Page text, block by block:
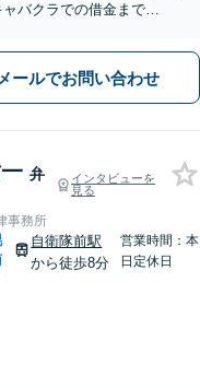
バクラでの借金まで、
メールでお問い合わせ
弁
インタビューを
見る
事務所
自衛隊前駅
から徒歩8分
営業時間：本
日定休日